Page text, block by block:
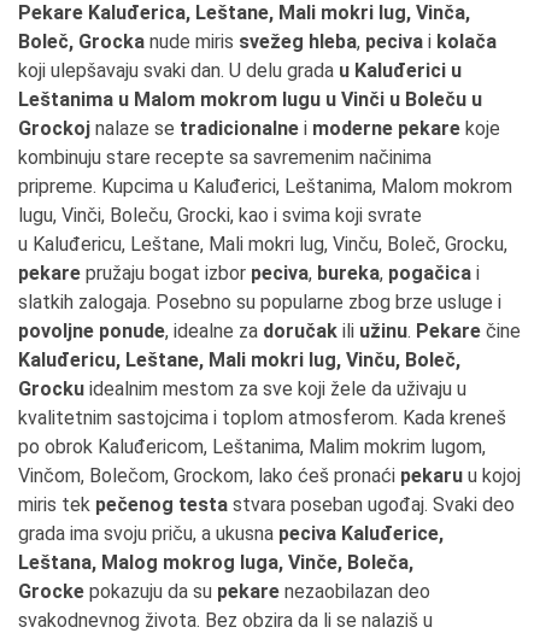
Pekare Kaluđerica, Leštane, Mali mokri lug, Vinča,
Boleč, Grocka nude miris svežeg hleba, peciva i kolača
koji ulepšavaju svaki dan. U delu grada u Kaluđerici u
Leštanima u Malom mokrom lugu u Vinči u Boleču u
Grockoj nalaze se tradicionalne i moderne pekare koje
kombinuju stare recepte sa savremenim načinima
pripreme. Kupcima u Kaluđerici, Leštanima, Malom mokrom
lugu, Vinči, Boleču, Grocki, kao i svima koji svrate
u Kaluđericu, Leštane, Mali mokri lug, Vinču, Boleč, Grocku,
pekare pružaju bogat izbor peciva, bureka, pogačica i
slatkih zalogaja. Posebno su popularne zbog brze usluge i
povoljne ponude, idealne za doručak ili užinu. Pekare čine
Kaluđericu, Leštane, Mali mokri lug, Vinču, Boleč,
Grocku idealnim mestom za sve koji žele da uživaju u
kvalitetnim sastojcima i toplom atmosferom. Kada kreneš
po obrok Kaluđericom, Leštanima, Malim mokrim lugom,
Vinčom, Bolečom, Grockom, lako ćeš pronaći pekaru u kojoj
miris tek pečenog testa stvara poseban ugođaj. Svaki deo
grada ima svoju priču, a ukusna peciva Kaluđerice,
Leštana, Malog mokrog luga, Vinče, Boleča,
Grocke pokazuju da su pekare nezaobilazan deo
svakodnevnog života. Bez obzira da li se nalaziš u